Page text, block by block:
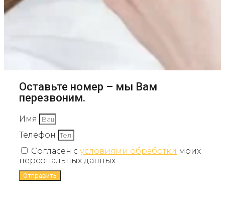
Оставьте номер – мы Вам
перезвоним.
Имя
Телефон
Согласен с условиями обработки моих
персональных данных.
Отправить